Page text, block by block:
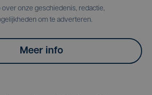
over onze geschiedenis, redactie,
om te adverteren.
Meer info